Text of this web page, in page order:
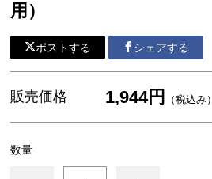
用）
ポストする シェアする
販売価格 1,944円 （税込み）
数量